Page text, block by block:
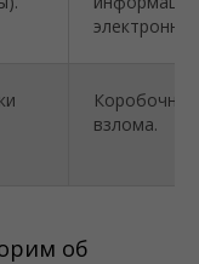
взлома.
об